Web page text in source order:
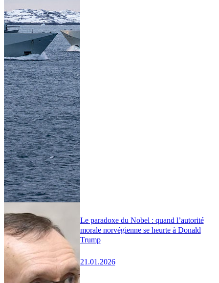
Le paradoxe du Nobel : quand l’autorité
morale norvégienne se heurte à Donald
Trump
21.01.2026